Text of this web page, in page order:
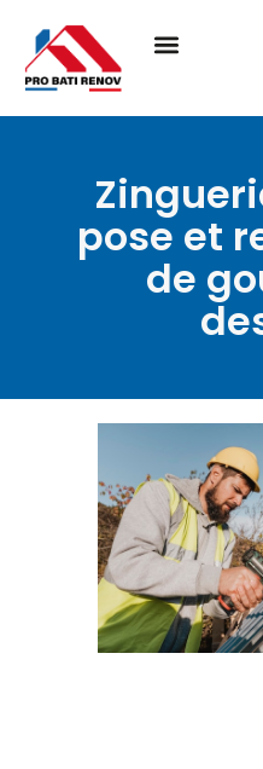
pose et
de